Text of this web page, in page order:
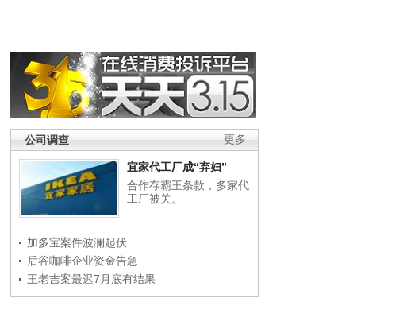
更多
公司调查
宜家代工厂成“弃妇”
合作存霸王条款，多家代
工厂被关。
加多宝案件波澜起伏
后谷咖啡企业资金告急
王老吉案最迟7月底有结果